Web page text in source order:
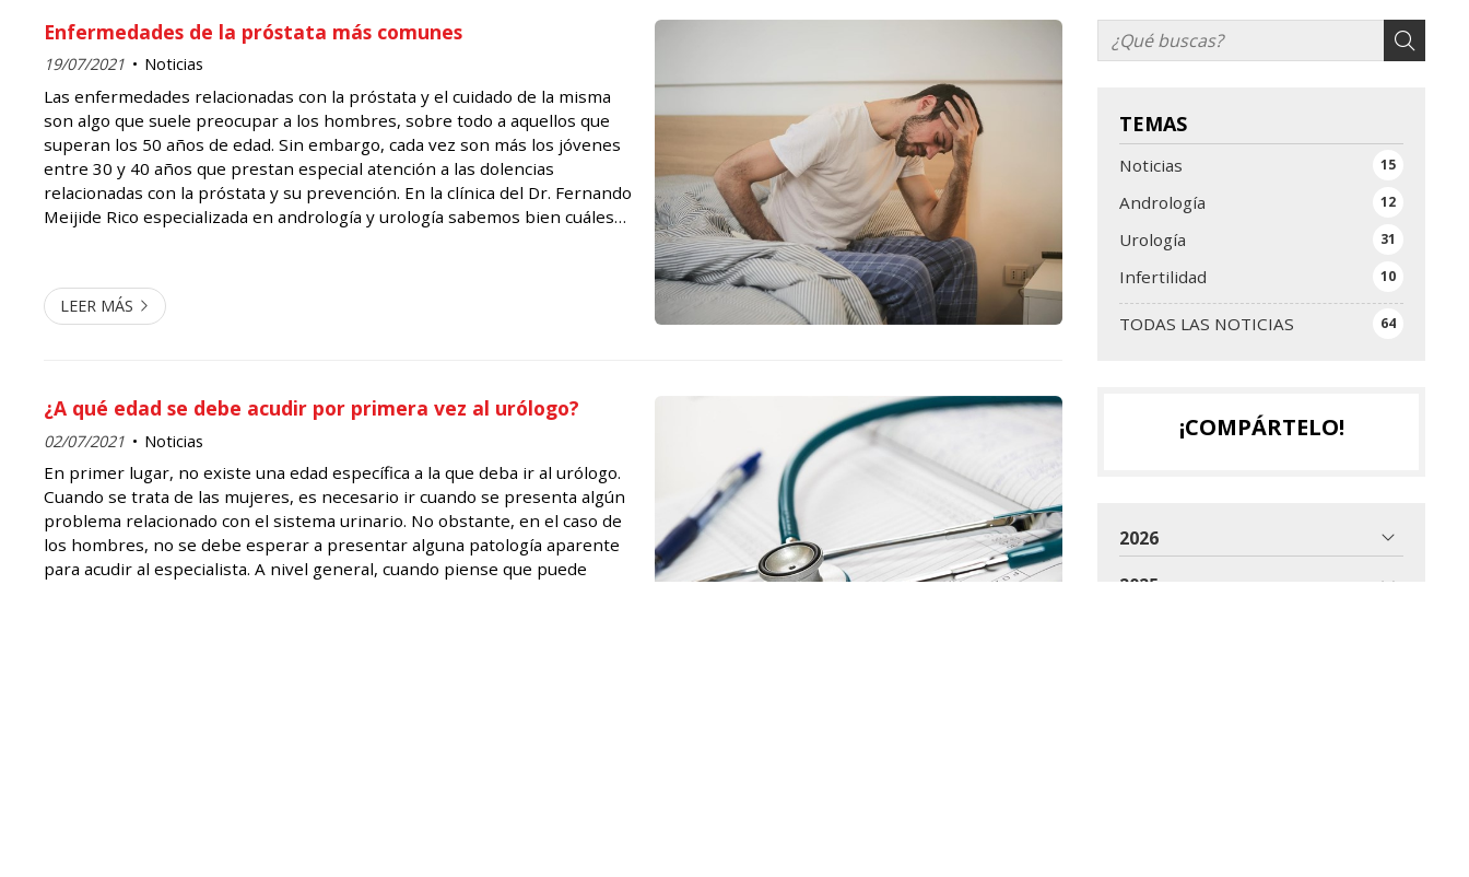
TEMAS
TODAS LAS NOTICIAS 64
Noticias 15
Andrología 12
Urología 31
Infertilidad 10
Enfermedades de la próstata más comunes
19/07/2021 Noticias
Las enfermedades relacionadas con la próstata y el cuidado de la misma
son algo que suele preocupar a los hombres, sobre todo a aquellos que
superan los 50 años de edad. Sin embargo, cada vez son más los jóvenes
entre 30 y 40 años que prestan especial atención a las dolencias
relacionadas con la próstata y su prevención. En la clínica del Dr. Fernando
Meijide Rico especializada en andrología y urología sabemos bien cuáles
LEER MÁS
¿A qué edad se debe acudir por primera vez al urólogo?
02/07/2021 Noticias
En primer lugar, no existe una edad específica a la que deba ir al urólogo.
Cuando se trata de las mujeres, es necesario ir cuando se presenta algún
problema relacionado con el sistema urinario. No obstante, en el caso de
los hombres, no se debe esperar a presentar alguna patología aparente
para acudir al especialista. A nivel general, cuando piense que puede
¡COMPÁRTELO!
2026
2025